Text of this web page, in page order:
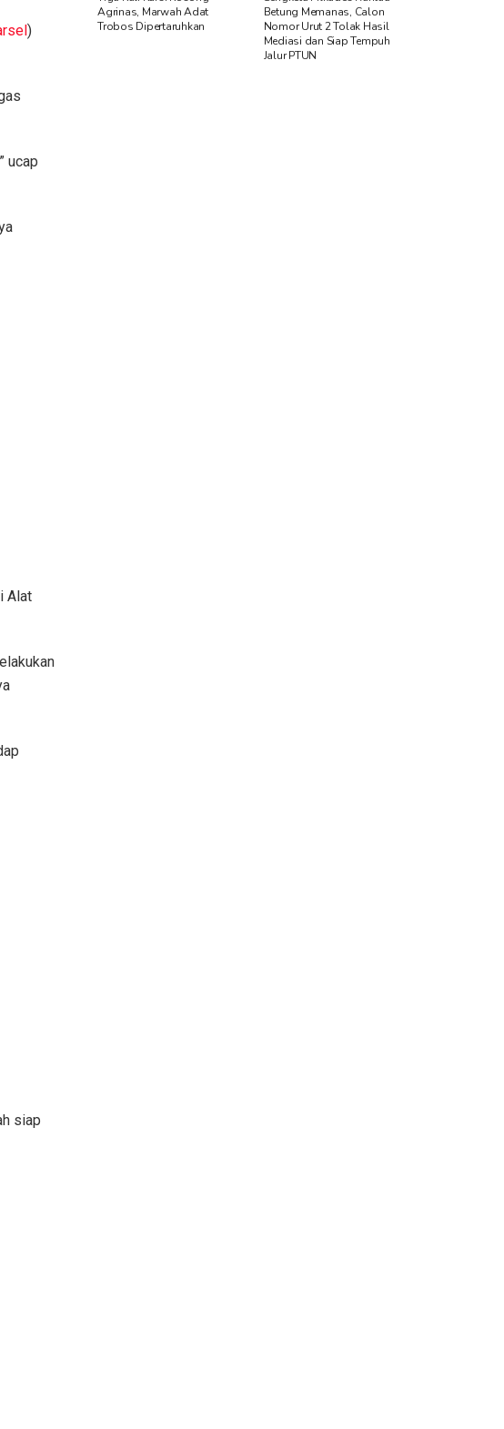
)
ucap
Alat
siap
Agrinas, Marwah Adat
Trobos Dipertaruhkan
Betung Memanas, Calon
Nomor Urut 2 Tolak Hasil
Mediasi dan Siap Tempuh
Jalur PTUN